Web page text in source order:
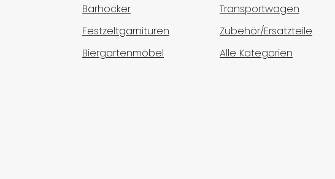
Barhocker
Festzeltgarnituren
Biergartenmöbel
Transportwagen
Zubehör/Ersatzteile
Alle Kategorien